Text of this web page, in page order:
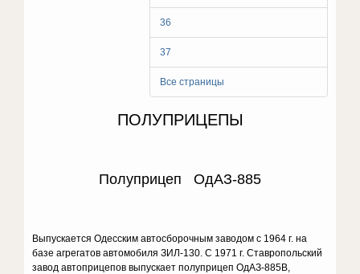
36
37
Все страницы
ПОЛУПРИЦЕПЫ
Полуприцеп ОдАЗ-885
Выпускается Одесским автосборочным заводом с 1964 г. на
базе агрегатов автомобиля ЗИЛ-130. С 1971 г. Ставропольский
завод автоприцепов выпускает полуприцеп ОдАЗ-885В,